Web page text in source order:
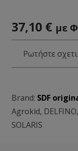
37,10 € με
Ρωτήστε
Brand: SDF
Agrokid, DELFINO,
SOLARIS